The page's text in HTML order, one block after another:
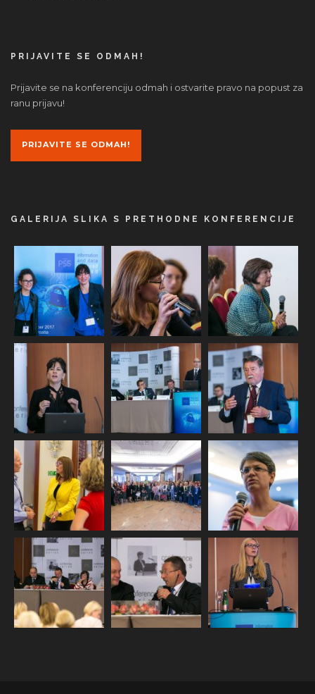
PRIJAVITE SE ODMAH!
Prijavite se na konferenciju odmah i ostvarite pravo na popust za
ranu prijavu!
PRIJAVITE SE ODMAH!
GALERIJA SLIKA S PRETHODNE KONFERENCIJE